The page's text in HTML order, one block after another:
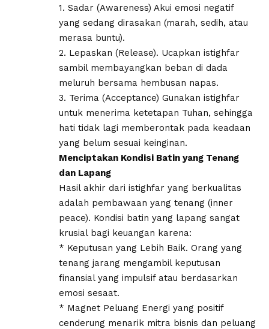
1. ​Sadar (Awareness) Akui emosi negatif
yang sedang dirasakan (marah, sedih, atau
merasa buntu).
2. ​Lepaskan (Release). Ucapkan istighfar
sambil membayangkan beban di dada
meluruh bersama hembusan napas.
3. ​Terima (Acceptance) Gunakan istighfar
untuk menerima ketetapan Tuhan, sehingga
hati tidak lagi memberontak pada keadaan
yang belum sesuai keinginan.
​Menciptakan Kondisi Batin yang Tenang
dan Lapang
​Hasil akhir dari istighfar yang berkualitas
adalah pembawaan yang tenang (inner
peace). Kondisi batin yang lapang sangat
krusial bagi keuangan karena:
* ​Keputusan yang Lebih Baik. Orang yang
tenang jarang mengambil keputusan
finansial yang impulsif atau berdasarkan
emosi sesaat.
* ​Magnet Peluang Energi yang positif
cenderung menarik mitra bisnis dan peluang